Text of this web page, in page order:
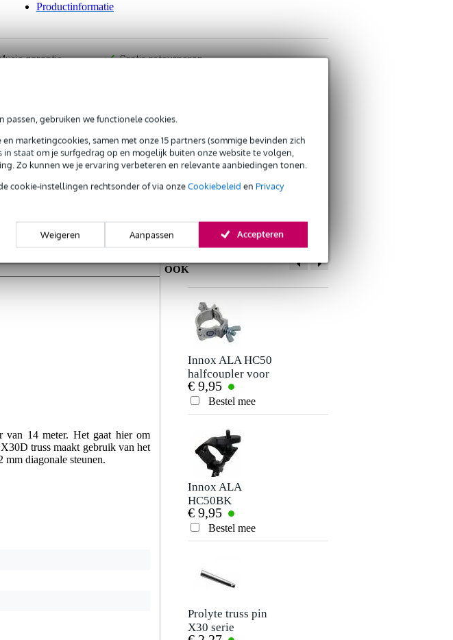
gebruiken we functionele cookies.
marketingcookies, samen met onze 15 partners (sommige bevinden zich
staat om je surfgedrag op en mogelijk buiten onze website te volgen,
Zo kunnen we je ervaring verbeteren en relevante aanbiedingen tonen.
cookie-instellingen rechtsonder of via onzeCookiebeleid en Privacy
Weigeren Aanpassen Accepteren
Productinformatie
garantie
Gratis retourneren
van 14 meter. Het gaat hier om
truss maakt gebruik van het
diagonale steunen.
Schrijf zelf een review
Je naam
Je beoordeling
Je ervaring
Verstuur
Er zijn nog geen reviews voor dit product.
OOK
Innox ALA HC50
halfcoupler voor
truss-buis
€ 9,95
Bestel mee
Innox ALA
HC50BK
halfcoupler voor
truss-buis
€ 9,95
Bestel mee
Prolyte truss pin
X30 serie